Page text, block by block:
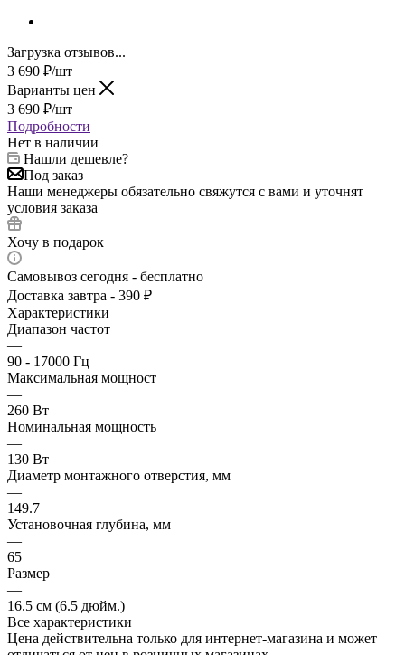
Загрузка отзывов...
3 690 ₽/шт
Варианты цен
3 690 ₽/шт
Подробности
Нет в наличии
Нашли дешевле?
Под заказ
Наши менеджеры обязательно свяжутся с вами и уточнят
условия заказа
Хочу в подарок
Самовывоз сегодня - бесплатно
Доставка завтра - 390 ₽
Характеристики
Диапазон частот
—
90 - 17000 Гц
Максимальная мощност
—
260 Вт
Номинальная мощность
—
130 Вт
Диаметр монтажного отверстия, мм
—
149.7
Установочная глубина, мм
—
65
Размер
—
16.5 см (6.5 дюйм.)
Все характеристики
Цена действительна только для интернет-магазина и может